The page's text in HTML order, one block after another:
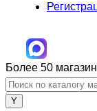
Более 50